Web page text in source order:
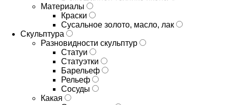
Материалы
Краски
Сусальное золото, масло, лак
Скульптура
Разновидности скульптур
Статуи
Статуэтки
Барельеф
Рельеф
Сосуды
Какая